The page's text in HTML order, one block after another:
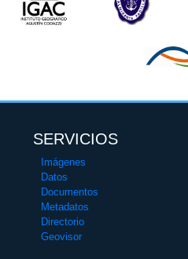
SERVICIOS
Imágenes
Datos
Documentos
Metadatos
Directorio
Geovisor